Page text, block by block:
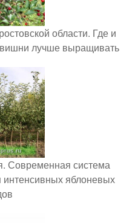
области. Где и
лучше выращивать
Современная система
яблоневых